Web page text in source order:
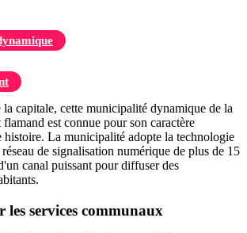
la capitale, cette municipalité dynamique de la
est connue pour son caractère
histoire. La municipalité adopte la technologie
de signalisation numérique de plus de 15
canal puissant pour diffuser des
les services communaux